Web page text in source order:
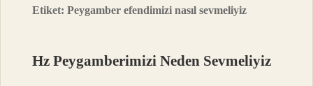
Etiket:Peygamber efendimizi nasıl sevmeliyiz
Hz Peygamberimizi Neden Sevmeliyiz